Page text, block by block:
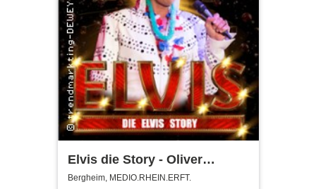
Elvis die Story - Oliver
Steinhoff + Band
Bergheim, MEDIO.RHEIN.ERFT.